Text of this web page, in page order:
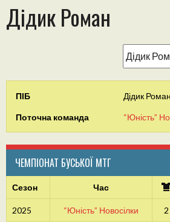
Дідик Роман
ПІБ Дідик
Поточна команда “Юність”
ЧЕМПІОНАТ БУСЬКОЇ МТГ
Сезон Час
2025 “Юність” Новосілки 2